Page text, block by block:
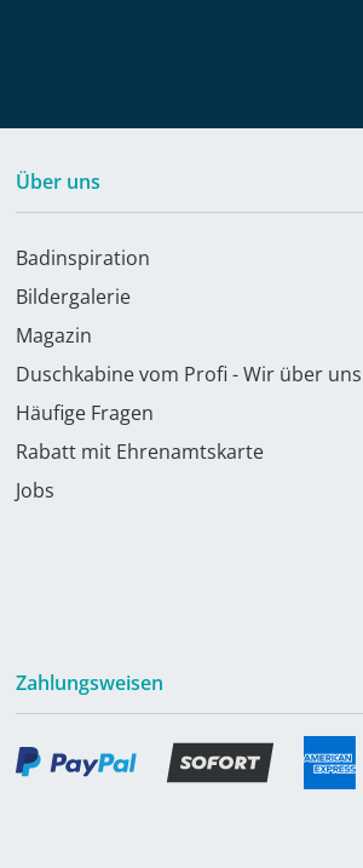
Über uns
Badinspiration
Bildergalerie
Magazin
Duschkabine vom Profi - Wir über uns
Häufige Fragen
Rabatt mit Ehrenamtskarte
Jobs
Zahlungsweisen